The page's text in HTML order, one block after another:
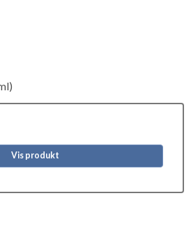
Vis produkt